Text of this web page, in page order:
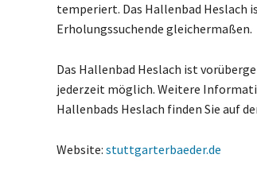
temperiert. Das Hallenbad
Erholungssuchende gleichermaßen.
Das Hallenbad Heslach ist
jederzeit möglich. Weitere
Hallenbads Heslach finden Sie auf
Website: stuttgarterbaeder.de